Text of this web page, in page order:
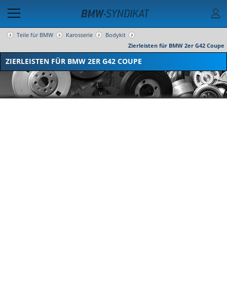
Teile für BMW Karosserie
Bodykit
Zierleisten für BMW 2er G42 Coupe
ZIERLEISTEN FÜR BMW 2ER G42 COUPE